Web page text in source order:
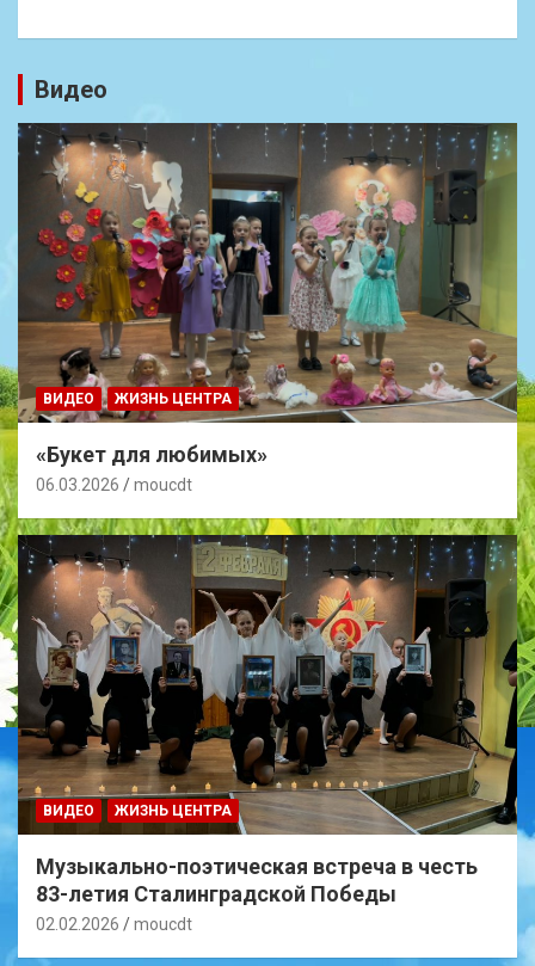
Видео
ВИДЕО ЖИЗНЬ ЦЕНТРА
«Букет для любимых»
06.03.2026 moucdt
ВИДЕО ЖИЗНЬ ЦЕНТРА
Музыкально-поэтическая встреча в честь
83-летия Сталинградской Победы
02.02.2026 moucdt